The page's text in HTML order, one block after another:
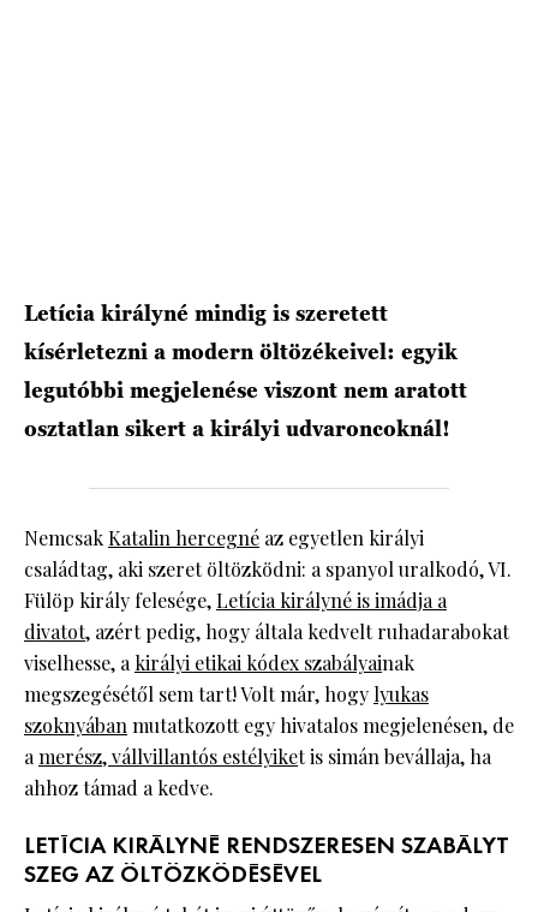
Letícia királyné mindig is szeretett
kísérletezni a modern öltözékeivel: egyik
legutóbbi megjelenése viszont nem aratott
osztatlan sikert a királyi udvaroncoknál!
NemcsakKatalin hercegné az egyetlen királyi
családtag, aki szeret öltözködni: a spanyol uralkodó, VI.
Fülöp király felesége,Letícia királyné is imádja a
divatot, azért pedig, hogy általa kedvelt ruhadarabokat
viselhesse, akirályi etikai kódex szabályainak
megszegésétől sem tart! Volt már, hogy lyukas
szoknyábanmutatkozott egy hivatalos megjelenésen, de
amerész, vállvillantós estélyiket is simán bevállaja, ha
ahhoz támad a kedve.
LETÍCIA KIRÁLYNÉ RENDSZERESEN SZABÁLYT
SZEG AZ ÖLTÖZKÖDÉSÉVEL